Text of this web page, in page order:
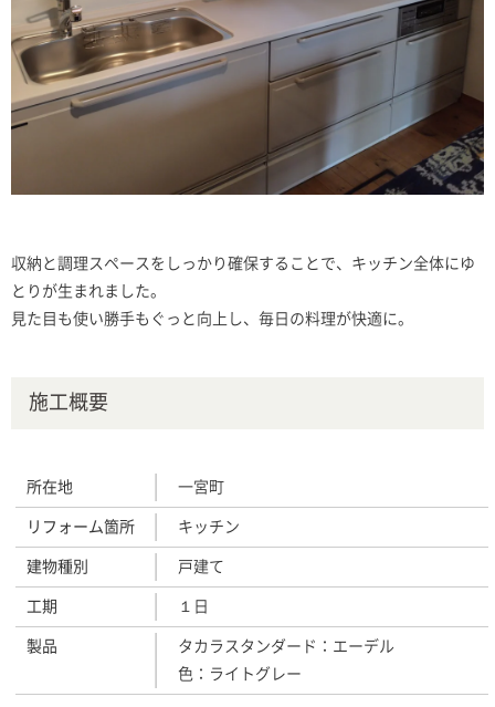
収納と調理スペースをしっかり確保することで、キッチン全体にゆ
とりが生まれました。
見た目も使い勝手もぐっと向上し、毎日の料理が快適に。
施工概要
所在地 一宮町
リフォーム箇所 キッチン
建物種別 戸建て
工期 １日
製品
タカラスタンダード：エーデル
色：ライトグレー